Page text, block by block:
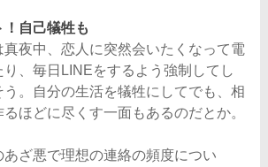
自己犠牲も
真夜中、恋人に突然会いたくなって電
、毎日LINEをするよう強制してし
う。自分の生活を犠牲にしてでも、相
ほどに尽くす一面もあるのだとか。
あざ悪で理想の連絡の頻度につい